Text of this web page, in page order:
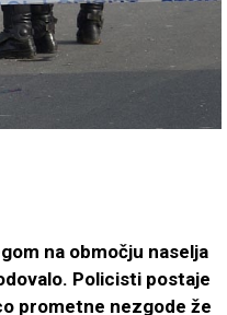
na območju naselja
Policisti postaje
prometne nezgode že